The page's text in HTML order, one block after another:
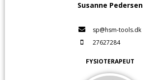
Susanne Pedersen
sp@hsm-tools.dk
27627284
FYSIOTERAPEUT